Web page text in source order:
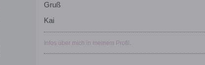
Gruß
Kai
Infos über mich in meinem Profil.